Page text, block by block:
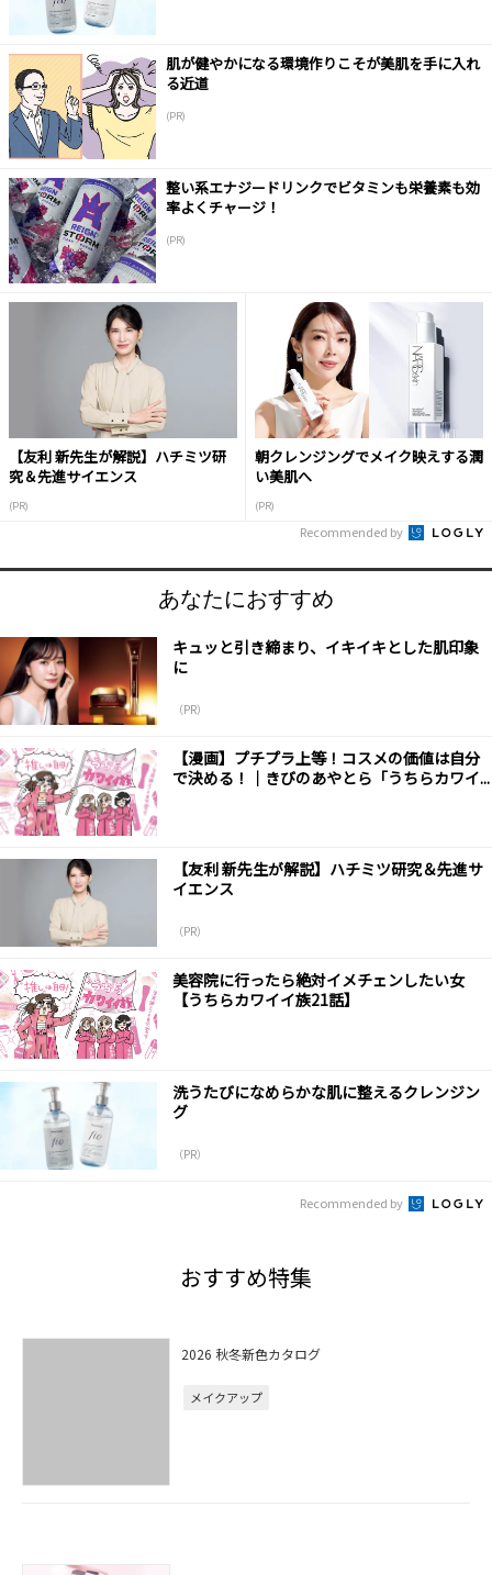
肌が健やかになる環境作りこそが美肌を手に入れ
る近道
(PR)
整い系エナジードリンクでビタミンも栄養素も効
率よくチャージ！
(PR)
【友利 新先生が解説】ハチミツ研
究＆先進サイエンス
(PR)
朝クレンジングでメイク映えする潤
い美肌へ
(PR)
Recommended by
あなたにおすすめ
キュッと引き締まり、イキイキとした肌印象
に
（PR）
【漫画】プチプラ上等！コスメの価値は自分
で決める！｜きびのあやとら「うちらカワイ...
【友利 新先生が解説】ハチミツ研究＆先進サ
イエンス
（PR）
美容院に行ったら絶対イメチェンしたい女
【うちらカワイイ族21話】
洗うたびになめらかな肌に整えるクレンジン
グ
（PR）
Recommended by
おすすめ特集
2026 秋冬新色カタログ
メイクアップ